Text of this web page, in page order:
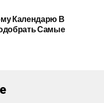
Календарю В
Самые